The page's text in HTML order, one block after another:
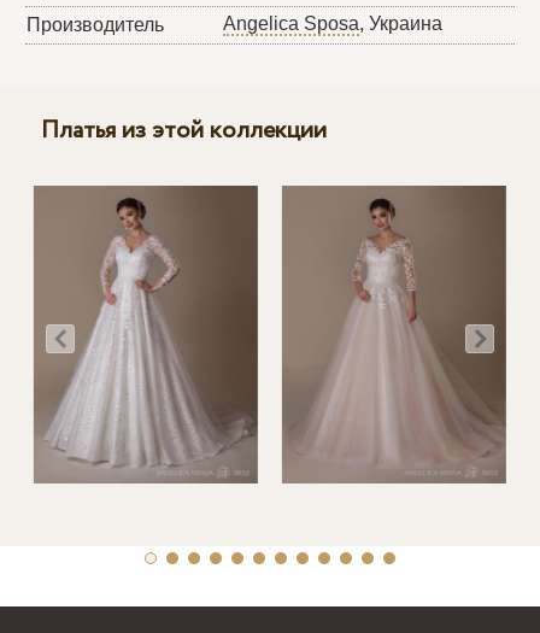
Производитель
Angelica Sposa, Украина
Платья из этой коллекции